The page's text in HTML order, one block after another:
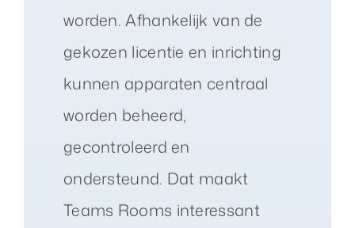
worden. Afhankelijk van de
gekozen licentie en inrichting
kunnen apparaten centraal
worden beheerd,
gecontroleerd en
ondersteund. Dat maakt
Teams Rooms interessant